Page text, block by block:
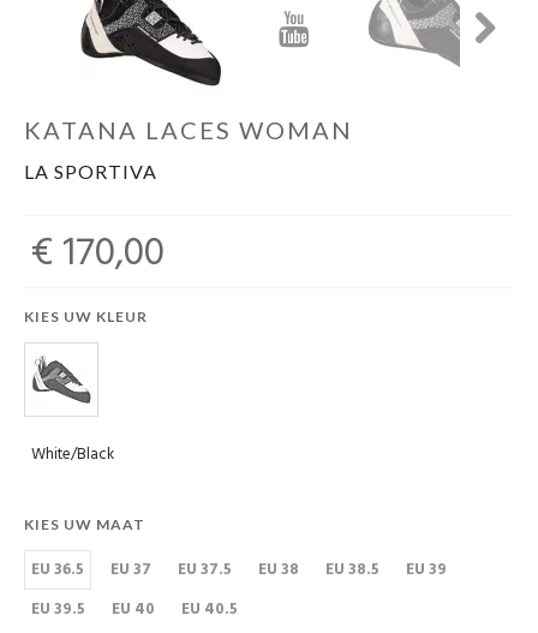
KATANA LACES WOMAN
LA SPORTIVA
€ 170,00
KIES UW KLEUR
White/Black
KIES UW MAAT
EU 36.5 EU 37 EU 37.5 EU 38 EU 38.5
EU 39
EU 39.5
EU 40 EU 40.5